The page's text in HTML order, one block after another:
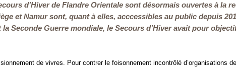
d’Hiver de Flandre Orientale sont désormais ouvertes à la
et Namur sont, quant à elles, acccessibles au public depuis
Seconde Guerre mondiale, le Secours d’Hiver avait pour
de vivres. Pour contrer le foisonnement incontrôlé d’organisations